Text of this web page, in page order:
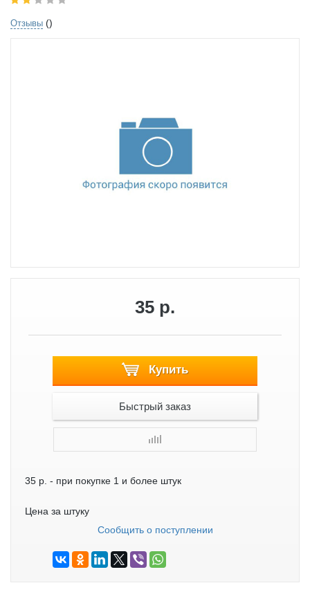
Отзывы ()
35 р.
Купить
Быстрый заказ
35 р. - при покупке 1 и более штук
Цена за штуку
Сообщить о поступлении